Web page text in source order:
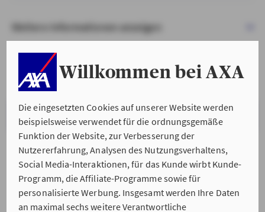
Willkommen bei AXA
Die eingesetzten Cookies auf unserer Website werden
beispielsweise verwendet für die ordnungsgemäße
Funktion der Website, zur Verbesserung der
Nutzererfahrung, Analysen des Nutzungsverhaltens,
Social Media-Interaktionen, für das Kunde wirbt Kunde-
Programm, die Affiliate-Programme sowie für
personalisierte Werbung. Insgesamt werden Ihre Daten
an maximal sechs weitere Verantwortliche
Weitere Informationen anzeigen
VERSTANDEN & WEITER